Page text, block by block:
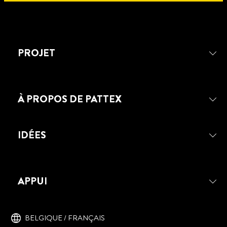
PATTEX REPAIR EXTREME
offre une force, une robustesse et une
PROJET
À PROPOS DE PATTEX
IDÉES
APPUI
BELGIQUE / FRANÇAIS